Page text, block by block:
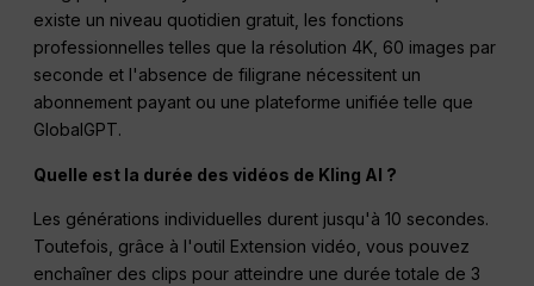
existe un niveau quotidien gratuit, les fonctions
professionnelles telles que la résolution 4K, 60 images par
seconde et l'absence de filigrane nécessitent un
abonnement payant ou une plateforme unifiée telle que
GlobalGPT.
Quelle est la durée des vidéos de Kling AI ?
Les générations individuelles durent jusqu'à 10 secondes.
Toutefois, grâce à l'outil Extension vidéo, vous pouvez
enchaîner des clips pour atteindre une durée totale de 3